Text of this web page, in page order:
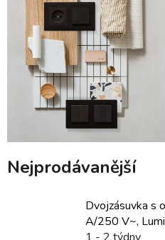
Nejprodávanější
Dvojzásuvka s
A/250 V~,